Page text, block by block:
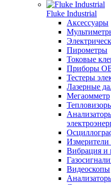
Fluke Industrial
Аксессуары
Пирометры
Токовые
Приборы
Тестеры
Лазерные
Мегаомметр
Измерители
Вибрация и
Видеоскопы